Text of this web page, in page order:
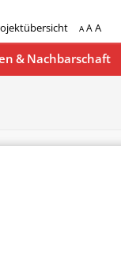
A AA
& Nachbarschaft